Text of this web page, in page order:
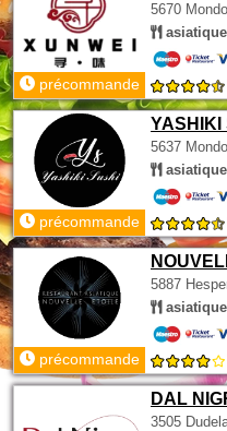
5670
précommande
YASHIKI
5637
précommande
5887
précommande
DAL
3505